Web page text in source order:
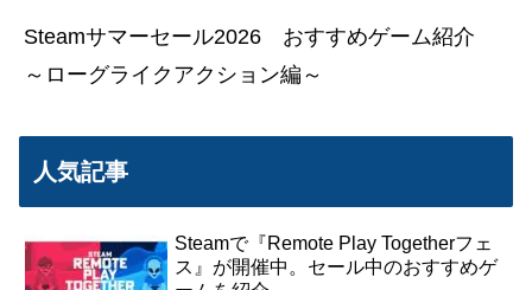
Steamサマーセール2026 おすすめゲーム紹介
～ローグライクアクション編～
人気記事
Steamで『Remote Play Togetherフェ
ス』が開催中。セール中のおすすめゲ